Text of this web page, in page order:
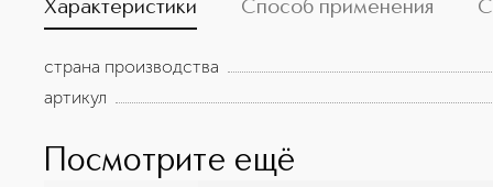
Характеристики Способ применения
страна производства
артикул
Посмотрите ещё